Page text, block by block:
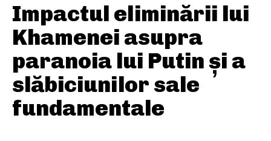
Impactul eliminării lui
Khamenei asupra
paranoia lui Putin și a
slăbiciunilor sale
fundamentale